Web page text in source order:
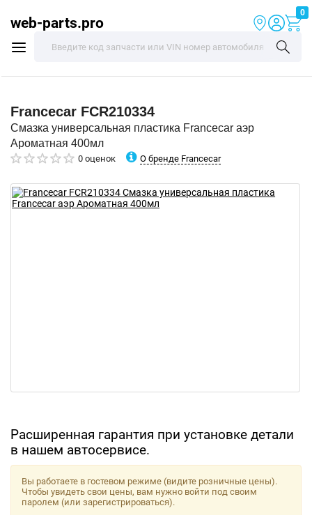
web-parts.pro
0
Francecar FCR210334
Смазка универсальная пластика Francecar аэр
Ароматная 400мл
0 оценок О бренде Francecar
Расширенная гарантия при установке детали
в нашем автосервисе.
Вы работаете в гостевом режиме (видите розничные цены).
Чтобы увидеть свои цены, вам нужно войти под своим
паролем (или зарегистрироваться).